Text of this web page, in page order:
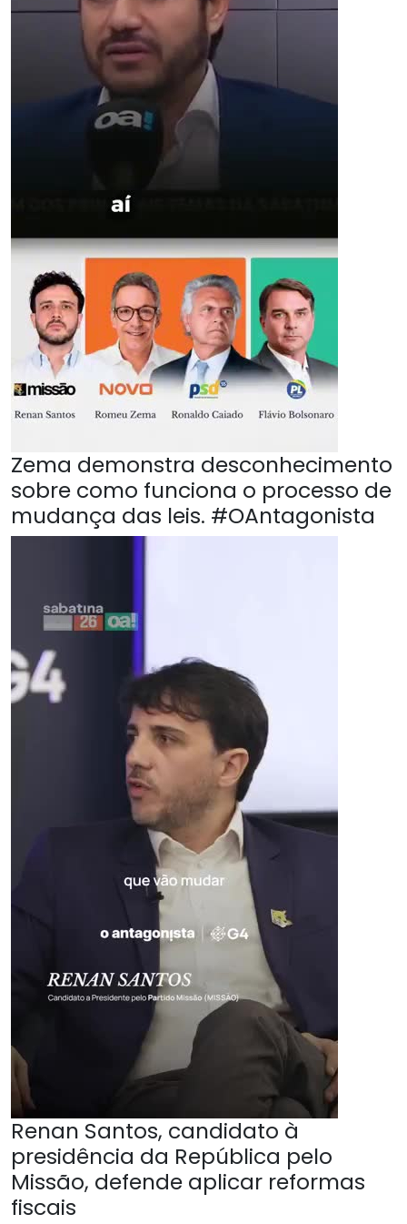
Zema demonstra desconhecimento
sobre como funciona o processo de
mudança das leis. #OAntagonista
Renan Santos, candidato à
presidência da República pelo
Missão, defende aplicar reformas
fiscais